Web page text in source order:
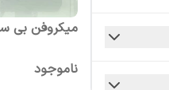
میکروفن بی
ناموجود